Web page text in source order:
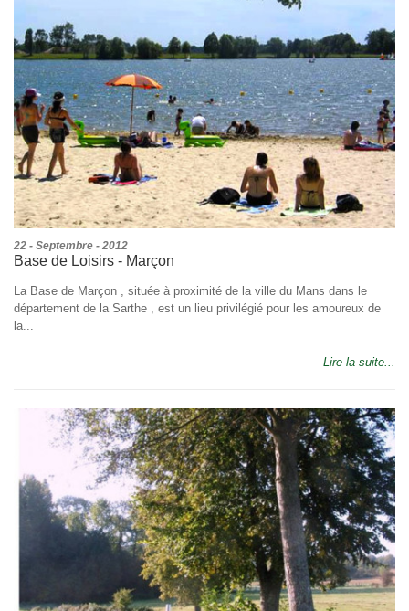
22 - Septembre - 2012
Base de Loisirs - Marçon
La Base de Marçon , située à proximité de la ville du Mans dans le
département de la Sarthe , est un lieu privilégié pour les amoureux de
la...
Lire la suite...